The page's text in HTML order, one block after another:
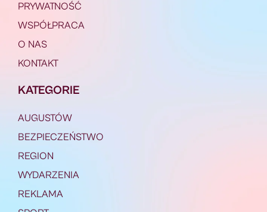
PRYWATNOŚĆ
WSPÓŁPRACA
O NAS
KONTAKT
KATEGORIE
AUGUSTÓW
BEZPIECZEŃSTWO
REGION
WYDARZENIA
REKLAMA